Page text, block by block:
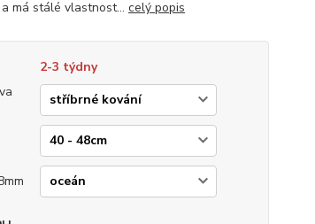
má stálé vlastnost... celý popis
2-3 týdny